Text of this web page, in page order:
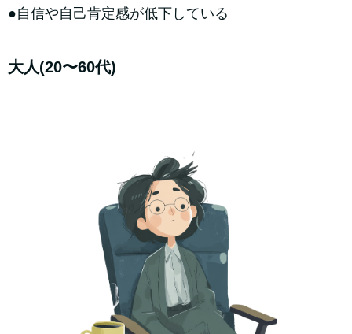
●自信や自己肯定感が低下している
大人(20〜60代)